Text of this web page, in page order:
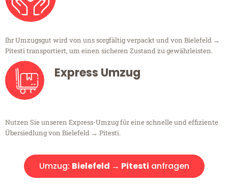
Ihr Umzugsgut wird von uns sorgfältig verpackt und von Bielefeld →
Pitesti transportiert, um einen sicheren Zustand zu gewährleisten.
Express Umzug
Nutzen Sie unseren Express-Umzug für eine schnelle und effiziente
Übersiedlung von Bielefeld → Pitesti.
Umzug: Bielefeld → Pitesti anfragen